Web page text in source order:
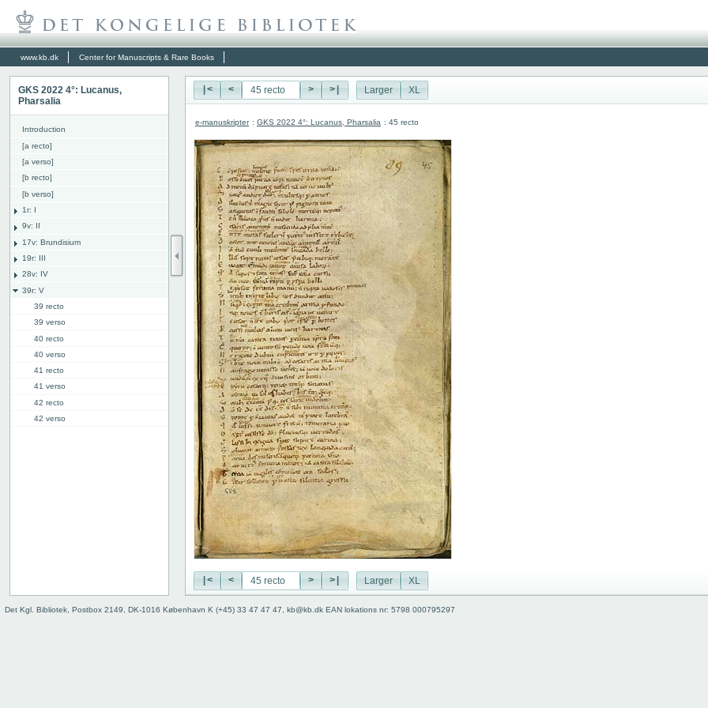
www.kb.dk Center for Manuscripts & Rare Books
GKS 2022 4°: Lucanus,
Pharsalia
Introduction
[a recto]
[a verso]
[b recto]
[b verso]
1r: I
9v: II
17v: Brundisium
19r: III
28v: IV
39r: V
39 recto
39 verso
40 recto
40 verso
41 recto
41 verso
42 recto
42 verso
48 recto
48 verso
|< < > >| Larger XL
e-manuskripter : GKS 2022 4°: Lucanus, Pharsalia : 45 recto
|< < > >| Larger XL
Det Kgl. Bibliotek, Postbox 2149, DK-1016 København K (+45) 33 47 47 47, kb@kb.dk EAN lokations nr: 5798 000795297